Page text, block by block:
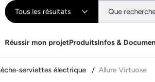
Tous les résultats
Réussir mon projetProduitsInfos &
serviettes électrique Allure Virtuose